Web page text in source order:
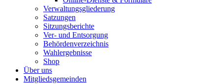
Verwaltungsgliederung
Satzungen
Sitzungsberichte
Ver- und Entsorgung
Behördenverzeichnis
Wahlergebnisse
Shop
Über uns
Mitgliedsgemeinden